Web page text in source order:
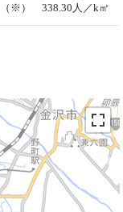
（※） 338.30人／k㎡